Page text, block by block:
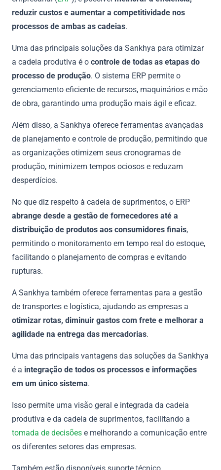
reduzir custos e aumentar a competitividade nos
processos de ambas as cadeias.
Uma das principais soluções da Sankhya para otimizar
a cadeia produtiva é o controle de todas as etapas do
processo de produção. O sistema ERP permite o
gerenciamento eficiente de recursos, maquinários e mão
de obra, garantindo uma produção mais ágil e eficaz.
Além disso, a Sankhya oferece ferramentas avançadas
de planejamento e controle de produção, permitindo que
as organizações otimizem seus cronogramas de
produção, minimizem tempos ociosos e reduzam
desperdícios.
No que diz respeito à cadeia de suprimentos, o ERP
abrange desde a gestão de fornecedores até a
distribuição de produtos aos consumidores finais,
permitindo o monitoramento em tempo real do estoque,
facilitando o planejamento de compras e evitando
rupturas.
A Sankhya também oferece ferramentas para a gestão
de transportes e logística, ajudando as empresas a
otimizar rotas, diminuir gastos com frete e melhorar a
agilidade na entrega das mercadorias.
Uma das principais vantagens das soluções da Sankhya
é a integração de todos os processos e informações
em um único sistema.
Isso permite uma visão geral e integrada da cadeia
produtiva e da cadeia de suprimentos, facilitando a
tomada de decisões e melhorando a comunicação entre
os diferentes setores das empresas.